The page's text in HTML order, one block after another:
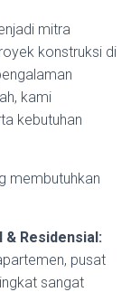
mitra
konstruksi di
kami
kebutuhan
membutuhkan
& Residensial:
pusat
sangat